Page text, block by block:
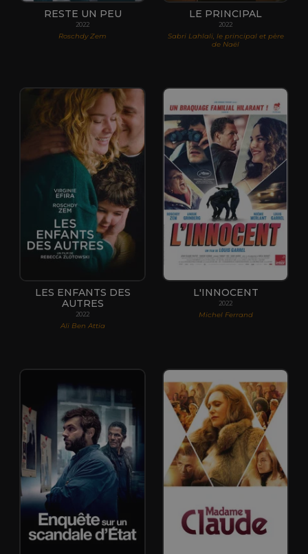
RESTE UN PEU
2022
Roschdy Zem
LE PRINCIPAL
2022
Sabri Lahlali, le principal et père
de Naël
LES ENFANTS DES
AUTRES
2022
Ali Ben Attia
L'INNOCENT
2022
Michel Ferrand